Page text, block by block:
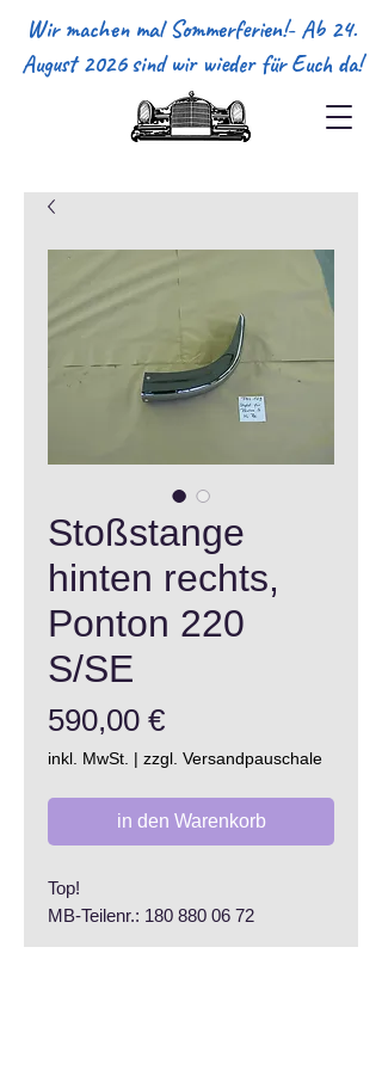
Wir machen mal Sommerferien!- Ab 24.
August 2026 sind wir wieder für Euch da!
Stoßstange
hinten rechts,
Ponton 220
S/SE
590,00 €Preis
inkl. MwSt. | zzgl. Versandpauschale
in den Warenkorb
Top!
MB-Teilenr.: 180 880 06 72